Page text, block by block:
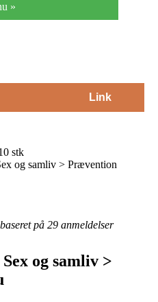
»
Link
stk
og samliv > Prævention
på 29 anmeldelser
og samliv >